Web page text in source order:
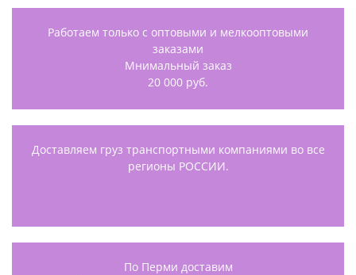
Работаем только с оптовыми и мелкооптовыми
заказами
Мнимальный заказ
20 000 руб.
Доставляем груз транспортными компаниями во все
регионы РОССИИ.
По Перми доставим